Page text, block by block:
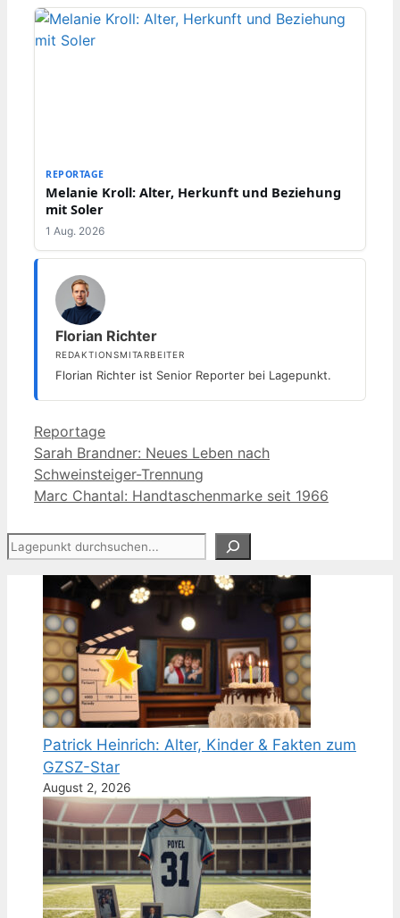
REPORTAGE
Melanie Kroll: Alter, Herkunft und Beziehung
mit Soler
1 Aug. 2026
Florian Richter
REDAKTIONSMITARBEITER
Florian Richter ist Senior Reporter bei Lagepunkt.
Kategorien
Reportage
Sarah Brandner: Neues Leben nach
Schweinsteiger-Trennung
Marc Chantal: Handtaschenmarke seit 1966
Suchen
Patrick Heinrich: Alter, Kinder & Fakten zum
GZSZ-Star
August 2, 2026